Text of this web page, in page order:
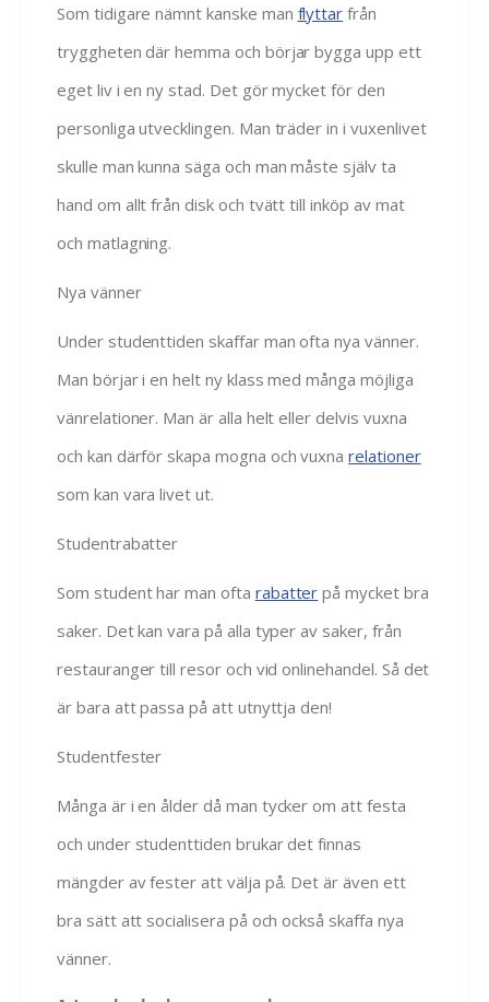
Som tidigare nämnt kanske man flyttar från
tryggheten där hemma och börjar bygga upp ett
eget liv i en ny stad. Det gör mycket för den
personliga utvecklingen. Man träder in i vuxenlivet
skulle man kunna säga och man måste själv ta
hand om allt från disk och tvätt till inköp av mat
och matlagning.
Nya vänner
Under studenttiden skaffar man ofta nya vänner.
Man börjar i en helt ny klass med många möjliga
vänrelationer. Man är alla helt eller delvis vuxna
och kan därför skapa mogna och vuxnarelationer
som kan vara livet ut.
Studentrabatter
Som student har man ofta rabatter på mycket bra
saker. Det kan vara på alla typer av saker, från
restauranger till resor och vid onlinehandel. Så det
är bara att passa på att utnyttja den!
Studentfester
Många är i en ålder då man tycker om att festa
och under studenttiden brukar det finnas
mängder av fester att välja på. Det är även ett
bra sätt att socialisera på och också skaffa nya
vänner.